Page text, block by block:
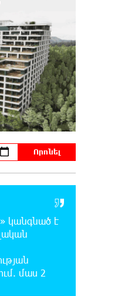
Միացյալ
մասնաճյուղ
ունեցած
հետո
Հայաստանի
է. Դավիթ
ընդդեմ
Եկեղեցու
ԶՊՄԿ
կանգնած է
մաս 2